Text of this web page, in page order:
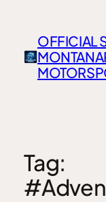
OFFICIAL
Tag: